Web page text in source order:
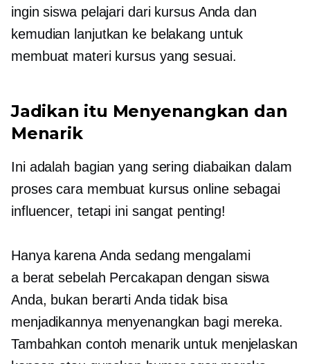
ingin siswa pelajari dari kursus Anda dan
kemudian lanjutkan ke belakang untuk
membuat materi kursus yang sesuai.
Jadikan itu Menyenangkan dan
Menarik
Ini adalah bagian yang sering diabaikan dalam
proses cara membuat kursus online sebagai
influencer, tetapi ini sangat penting!
Hanya karena Anda sedang mengalami
a berat sebelah Percakapan dengan siswa
Anda, bukan berarti Anda tidak bisa
menjadikannya menyenangkan bagi mereka.
Tambahkan contoh menarik untuk menjelaskan